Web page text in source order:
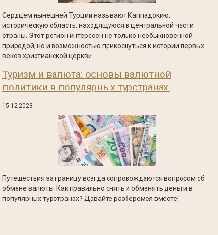
Сердцем нынешней Турции называют Каппадокию,
историческую область, находящуюся в центральной части
страны. Этот регион интересен не только необыкновенной
природой, но и возможностью прикоснуться к истории первых
веков христианской церкви.
Туризм и валюта: основы валютной
политики в популярных турстранах.
15.12.2023
Путешествия за границу всегда сопровождаются вопросом об
обмене валюты. Как правильно снять и обменять деньги в
популярных турстранах? Давайте разберёмся вместе!